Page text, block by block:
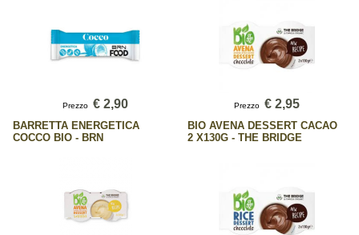
Prezzo € 2,90
BARRETTA ENERGETICA
COCCO BIO - BRN
Prezzo € 2,95
BIO AVENA DESSERT CACAO
2 X130G - THE BRIDGE